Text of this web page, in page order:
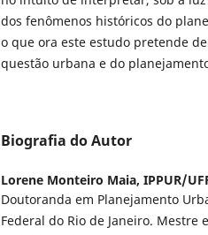
dos fenômenos históricos do
o que ora este estudo pretende
questão urbana e do
Biografia do Autor
Lorene Monteiro Maia, IPPUR/
Doutoranda em Planejamento
Federal do Rio de Janeiro. Mestre